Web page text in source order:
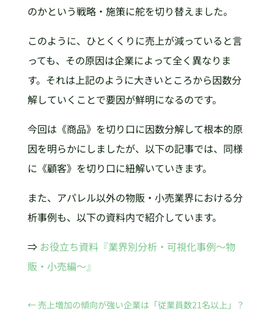
のかという戦略・施策に舵を切り替えました。
このように、ひとくくりに売上が減っていると言
っても、その原因は企業によって全く異なりま
す。それは上記のように大きいところから因数分
解していくことで要因が鮮明になるのです。
今回は《商品》を切り口に因数分解して根本的原
因を明らかにしましたが、以下の記事では、同様
に《顧客》を切り口に紐解いていきます。
また、アパレル以外の物販・小売業界における分
析事例も、以下の資料内で紹介しています。
⇒ お役立ち資料『業界別分析・可視化事例～物
販・小売編～』
← 売上増加の傾向が強い企業は「従業員数21名以上」？